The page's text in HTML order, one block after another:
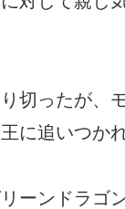
切ったが、
に追いつか
ーンドラゴ